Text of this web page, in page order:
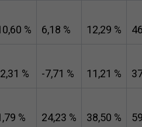
,60 % 6,18 % 12,29 %
2,31 % -7,71 % 11,21 %
,79 % 24,23 % 38,50 %